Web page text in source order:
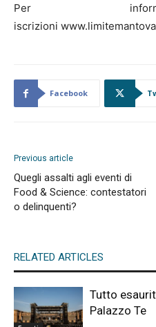
Per
iscrizioni
Facebook
Previous article
Quegli assalti agli eventi di
Food & Science: contestatori
o delinquenti?
RELATED ARTICLES
Tutto
Palazzo Te